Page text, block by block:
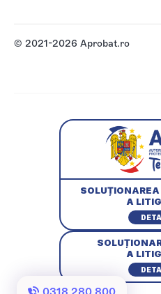
© 2021-2026 Aprobat.ro
A
A